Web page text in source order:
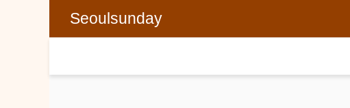
Seoulsunday